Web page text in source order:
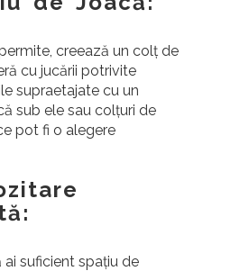
creează un colț de
cu jucării potrivite
supraetajate cu un
sub ele sau colțuri de
pot fi o alegere
suficient spațiu de